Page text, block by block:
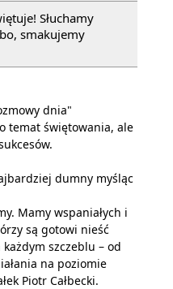
Słuchamy
smakujemy
dnia"
temat świętowania, ale
dumny myśląc
Mamy wspaniałych i
są gotowi nieść
szczeblu – od
na poziomie
Piotr Całbecki.